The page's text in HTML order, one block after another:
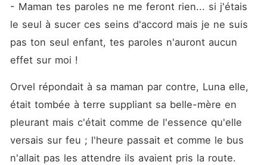
- Maman tes paroles ne me feront rien... si j'étais
le seul à sucer ces seins d'accord mais je ne suis
pas ton seul enfant, tes paroles n'auront aucun
effet sur moi !
Orvel répondait à sa maman par contre, Luna elle,
était tombée à terre suppliant sa belle-mère en
pleurant mais c'était comme de l'essence qu'elle
versais sur feu ; l'heure passait et comme le bus
n'allait pas les attendre ils avaient pris la route.